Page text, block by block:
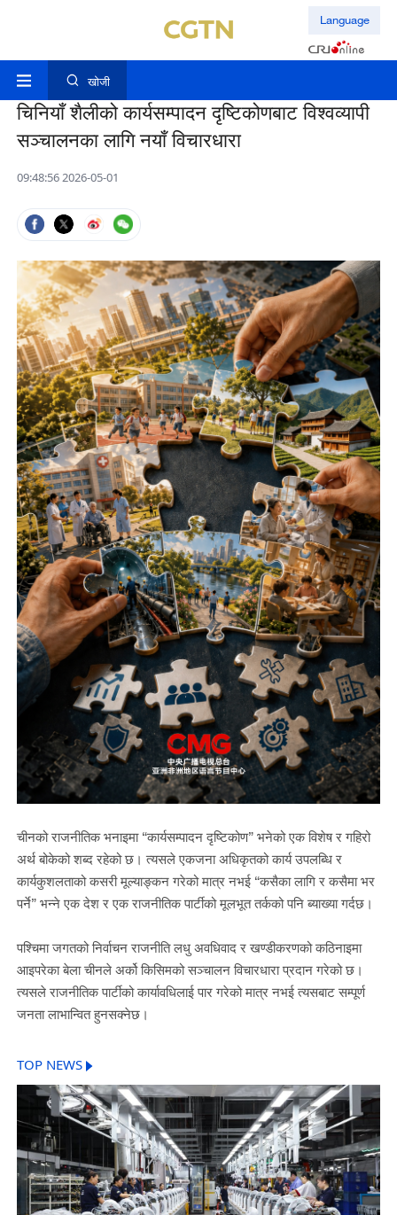
Language
खोजी
चिनियाँ शैलीको कार्यसम्पादन दृष्टिकोणबाट विश्वव्यापी
सञ्चालनका लागि नयाँ विचारधारा
09:48:56 2026-05-01
चीनको राजनीतिक भनाइमा “कार्यसम्पादन दृष्टिकोण” भनेको एक विशेष र गहिरो
अर्थ बोकेको शब्द रहेको छ। त्यसले एकजना अधिकृतको कार्य उपलब्धि र
कार्यकुशलताको कसरी मूल्याङ्कन गरेको मात्र नभई “कसैका लागि र कसैमा भर
पर्ने” भन्ने एक देश र एक राजनीतिक पार्टीको मूलभूत तर्कको पनि ब्याख्या गर्दछ।
पश्चिमा जगतको निर्वाचन राजनीति लधु अवधिवाद र खण्डीकरणको कठिनाइमा
आइपरेका बेला चीनले अर्को किसिमको सञ्चालन विचारधारा प्रदान गरेको छ।
त्यसले राजनीतिक पार्टीको कार्यावधिलाई पार गरेको मात्र नभई त्यसबाट सम्पूर्ण
जनता लाभान्वित हुनसक्नेछ।
TOP NEWS